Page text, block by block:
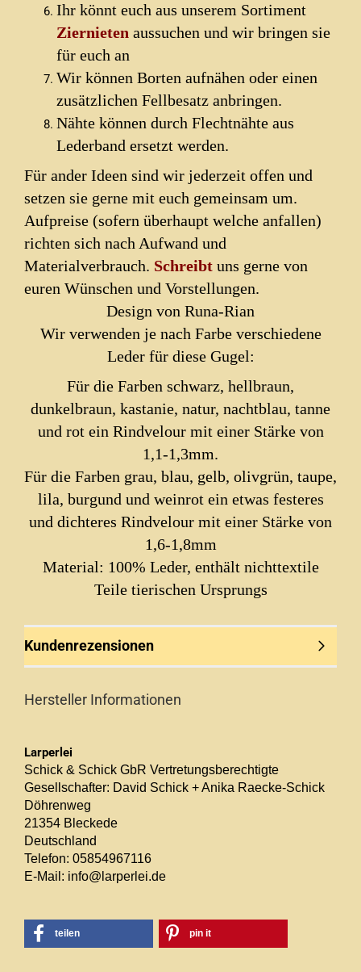
Ihr könnt euch aus unserem Sortiment
Ziernieten aussuchen und wir bringen sie
für euch an
Wir können Borten aufnähen oder einen
zusätzlichen Fellbesatz anbringen.
Nähte können durch Flechtnähte aus
Lederband ersetzt werden.
Für ander Ideen sind wir jederzeit offen und
setzen sie gerne mit euch gemeinsam um.
Aufpreise (sofern überhaupt welche anfallen)
richten sich nach Aufwand und
Materialverbrauch. Schreibt uns gerne von
euren Wünschen und Vorstellungen.
Design von Runa-Rian
Wir verwenden je nach Farbe verschiedene
Leder für diese Gugel:
Für die Farben schwarz, hellbraun,
dunkelbraun, kastanie, natur, nachtblau, tanne
und rot ein Rindvelour mit einer Stärke von
1,1-1,3mm.
Für die Farben grau, blau, gelb, olivgrün, taupe,
lila, burgund und weinrot ein etwas festeres
und dichteres Rindvelour mit einer Stärke von
1,6-1,8mm
Material: 100% Leder, enthält nichttextile
Teile tierischen Ursprungs
Kundenrezensionen
Hersteller Informationen
Larperlei
Schick & Schick GbR Vertretungsberechtigte
Gesellschafter: David Schick + Anika Raecke-Schick
Döhrenweg
21354 Bleckede
Deutschland
Telefon: 05854967116
E-Mail: info@larperlei.de
teilen pin it